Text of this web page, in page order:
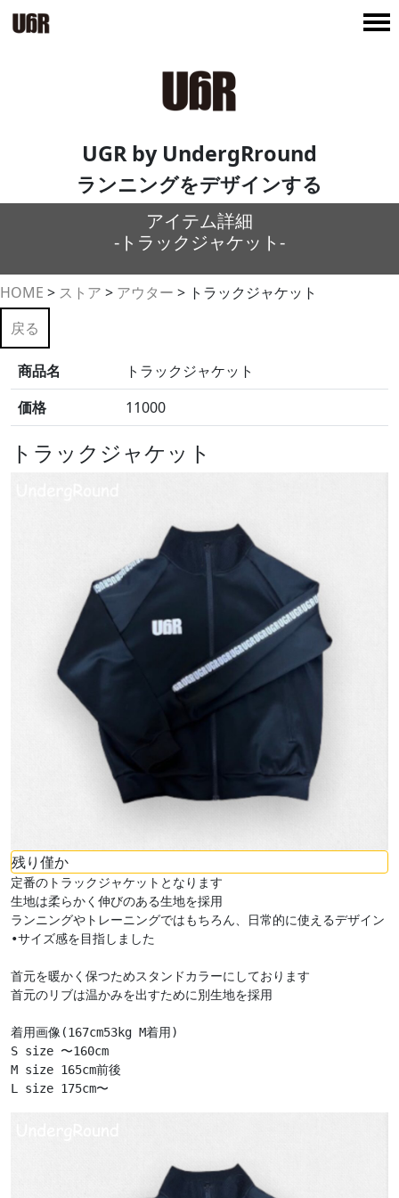
UGR by UndergRround
ランニングをデザインする
アイテム詳細
-トラックジャケット-
HOME > ストア > アウター > トラックジャケット
戻る
商品名
トラックジャケット
価格
11000
トラックジャケット
残り僅か
定番のトラックジャケットとなります
生地は柔らかく伸びのある生地を採用
ランニングやトレーニングではもちろん、日常的に使えるデザイン
•サイズ感を目指しました
首元を暖かく保つためスタンドカラーにしております
首元のリブは温かみを出すために別生地を採用
着用画像(167cm53kg M着用)
S size 〜160cm
M size 165cm前後
L size 175cm〜